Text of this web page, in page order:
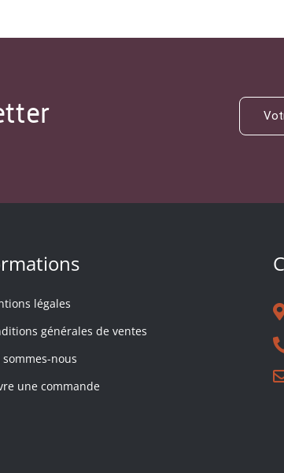
légales
générales de ventes
sommes-nous
une commande